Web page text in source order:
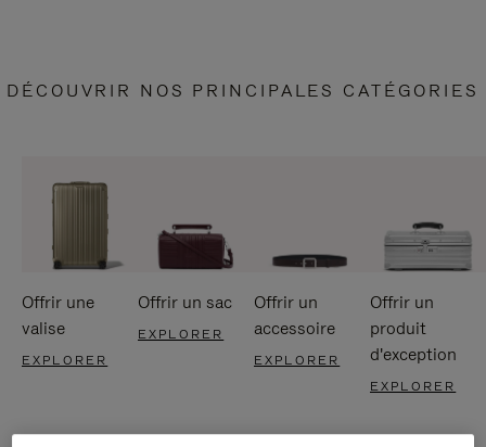
DÉCOUVRIR NOS PRINCIPALES CATÉGORIES
Offrir une
valise
EXPLORER
Offrir un sac
EXPLORER
Offrir un
accessoire
EXPLORER
Offrir un
produit
d'exception
EXPLORER